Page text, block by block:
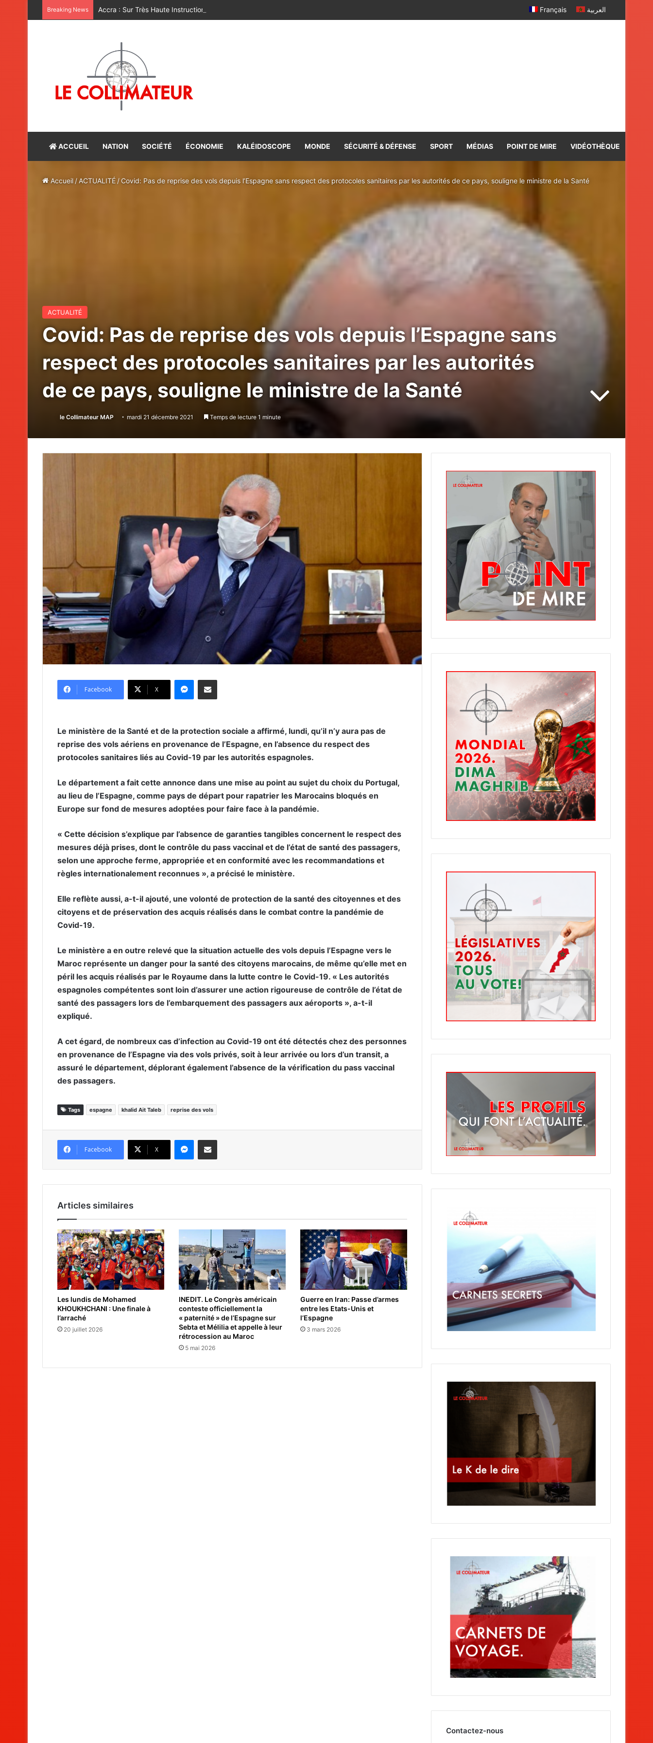
Breaking News Français العربية
ACCUEIL NATION SOCIÉTÉ ÉCONOMIE KALÉIDOSCOPE MONDE SÉCURITÉ & DÉFENSE SPORT MÉDIAS POINT DE MIRE VIDÉOTHÈQUE
Accueil /ACTUALITÉ /Covid: Pas de reprise des vols depuis l’Espagne sans respect des protocoles sanitaires par les autorités de ce pays, souligne le ministre de la Santé
ACTUALITÉ
Covid: Pas de reprise des vols depuis l’Espagne sans
respect des protocoles sanitaires par les autorités
de ce pays, souligne le ministre de la Santé
le Collimateur MAP mardi 21 décembre 2021 Temps de lecture 1 minute
Facebook X
Le ministère de la Santé et de la protection sociale a affirmé, lundi, qu’il n’y aura pas de
reprise des vols aériens en provenance de l’Espagne, en l’absence du respect des
protocoles sanitaires liés au Covid-19 par les autorités espagnoles.
Le département a fait cette annonce dans une mise au point au sujet du choix du Portugal,
au lieu de l’Espagne, comme pays de départ pour rapatrier les Marocains bloqués en
Europe sur fond de mesures adoptées pour faire face à la pandémie.
« Cette décision s’explique par l’absence de garanties tangibles concernent le respect des
mesures déjà prises, dont le contrôle du pass vaccinal et de l’état de santé des passagers,
selon une approche ferme, appropriée et en conformité avec les recommandations et
règles internationalement reconnues », a précisé le ministère.
Elle reflète aussi, a-t-il ajouté, une volonté de protection de la santé des citoyennes et des
citoyens et de préservation des acquis réalisés dans le combat contre la pandémie de
Covid-19.
Le ministère a en outre relevé que la situation actuelle des vols depuis l’Espagne vers le
Maroc représente un danger pour la santé des citoyens marocains, de même qu’elle met en
péril les acquis réalisés par le Royaume dans la lutte contre le Covid-19. « Les autorités
espagnoles compétentes sont loin d’assurer une action rigoureuse de contrôle de l’état de
santé des passagers lors de l’embarquement des passagers aux aéroports », a-t-il
expliqué.
A cet égard, de nombreux cas d’infection au Covid-19 ont été détectés chez des personnes
en provenance de l’Espagne via des vols privés, soit à leur arrivée ou lors d’un transit, a
assuré le département, déplorant également l’absence de la vérification du pass vaccinal
des passagers.
Tags espagne khalid Ait Taleb reprise des vols
Facebook X
Articles similaires
Les lundis de Mohamed
KHOUKHCHANI : Une finale à
l’arraché
20 juillet 2026
INEDIT. Le Congrès américain
conteste officiellement la
« paternité » de l’Espagne sur
Sebta et Mélilia et appelle à leur
rétrocession au Maroc
5 mai 2026
Guerre en Iran: Passe d’armes
entre les Etats-Unis et
l’Espagne
3 mars 2026
Contactez-nous